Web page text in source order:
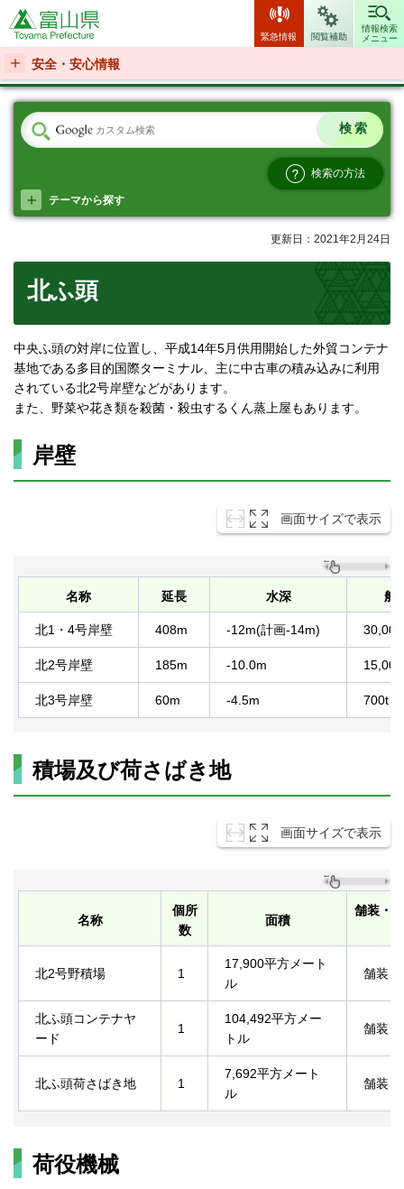
富山県
緊急情報 閲覧補助
情報検索
メニュー
安全・安心情報
検索の方法
テーマから探す
更新日：2021年2月24日
北ふ頭
中央ふ頭の対岸に位置し、平成14年5月供用開始した外貿コンテナ
基地である多目的国際ターミナル、主に中古車の積み込みに利用
されている北2号岸壁などがあります。
また、野菜や花き類を殺菌・殺虫するくん蒸上屋もあります。
岸壁
画面サイズで表示
名称 延長 水深 船
北1・4号岸壁 408m -12m(計画-14m)
北2号岸壁 185m -10.0m
北3号岸壁 60m -4.5m 700t
積場及び荷さばき地
画面サイズで表示
名称
個所
数
面積
舗装・
北2号野積場 1
17,900平方メート
ル
舗装
北ふ頭コンテナヤ
ード
1
104,492平方メー
トル
舗装
北ふ頭荷さばき地 1
7,692平方メート
ル
舗装
荷役機械